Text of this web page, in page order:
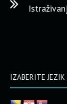
IZABERITE JEZIK